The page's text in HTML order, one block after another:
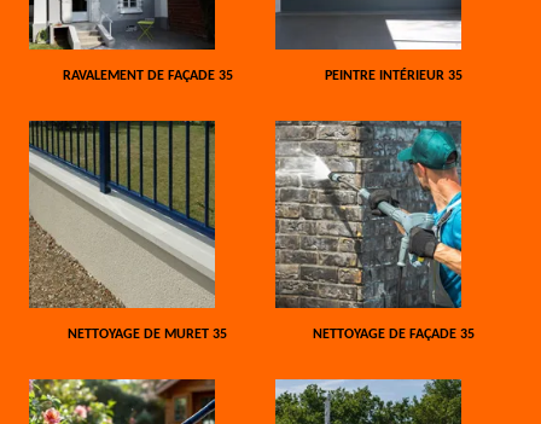
RAVALEMENT DE FAÇADE 35 PEINTRE INTÉRIEUR 35
NETTOYAGE DE MURET 35 NETTOYAGE DE FAÇADE 35